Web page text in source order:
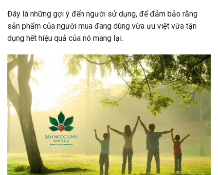
Đây là những gợi ý đến người sử dụng, để đảm bảo rằng
sản phẩm của người mua đang dùng vừa ưu việt vừa tận
dụng hết hiệu quả của nó mang lại.